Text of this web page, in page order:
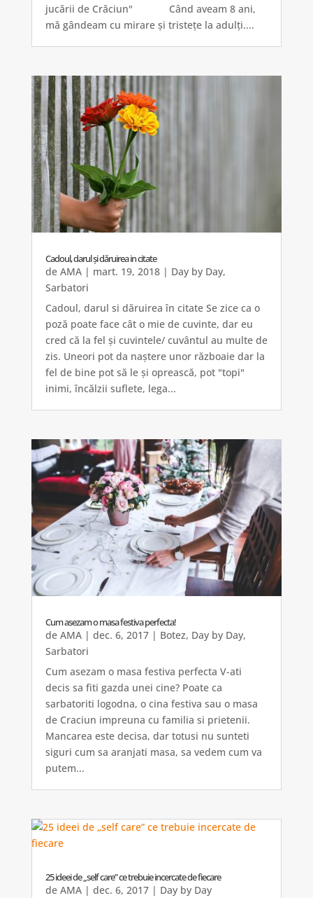
jucării de Crăciun" Când aveam 8 ani,
mă gândeam cu mirare și tristețe la adulți....
Cadoul, darul și dăruirea in citate
de AMA| mart. 19, 2018| Day by Day,
Sarbatori
Cadoul, darul si dăruirea în citate Se zice ca o
poză poate face cât o mie de cuvinte, dar eu
cred că la fel și cuvintele/ cuvântul au multe de
zis. Uneori pot da naștere unor războaie dar la
fel de bine pot să le și oprească, pot "topi"
inimi, încălzii suflete, lega...
Cum asezam o masa festiva perfecta!
de AMA| dec. 6, 2017| Botez, Day by Day,
Sarbatori
Cum asezam o masa festiva perfecta V-ati
decis sa fiti gazda unei cine? Poate ca
sarbatoriti logodna, o cina festiva sau o masa
de Craciun impreuna cu familia si prietenii.
Mancarea este decisa, dar totusi nu sunteti
siguri cum sa aranjati masa, sa vedem cum va
putem...
25 ideei de „self care” ce trebuie incercate de fiecare
de AMA| dec. 6, 2017| Day by Day